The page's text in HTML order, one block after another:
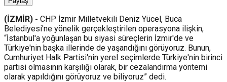
(İZMİR) - CHP İzmir Milletvekili Deniz Yücel, Buca
Belediyesi'ne yönelik gerçekleştirilen operasyona ilişkin,
“İstanbul'a yoğunlaşan bu siyasi süreçlerin İzmir'de ve
Türkiye'nin başka illerinde de yaşandığını görüyoruz. Bunun,
Cumhuriyet Halk Partisi'nin yerel seçimlerde Türkiye'nin birinci
partisi olmasının karşılığı olarak, bir cezalandırma yöntemi
olarak yapıldığını görüyoruz ve biliyoruz” dedi.